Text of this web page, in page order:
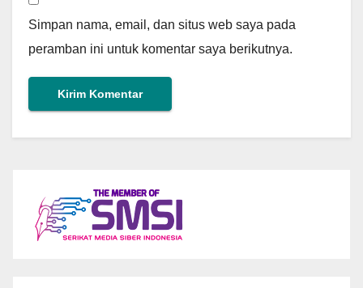
Simpan nama, email, dan situs web saya pada
peramban ini untuk komentar saya berikutnya.